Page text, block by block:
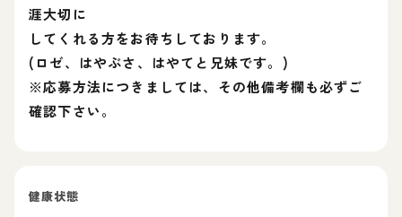
涯大切に
してくれる方をお待ちしております。
(ロゼ、はやぶさ、はやてと兄妹です。)
※応募方法につきましては、その他備考欄も必ずご
確認下さい。
健康状態